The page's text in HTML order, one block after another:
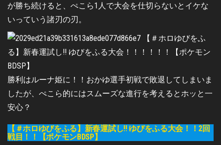
が勝ち続けると、ぺこら1人で大会を仕切らないとイケな
いっていう諸刃の刃。
勝利はルーナ姫に！！おかゆ選手初戦で敗退してしまいま
したが、ぺこら的にはスムーズな進行を考えるとホッと一
安心？
【＃ホロゆびをふる】新春運試し!! ゆびをふる大会！！2回
戦目！！【ポケモンBDSP】